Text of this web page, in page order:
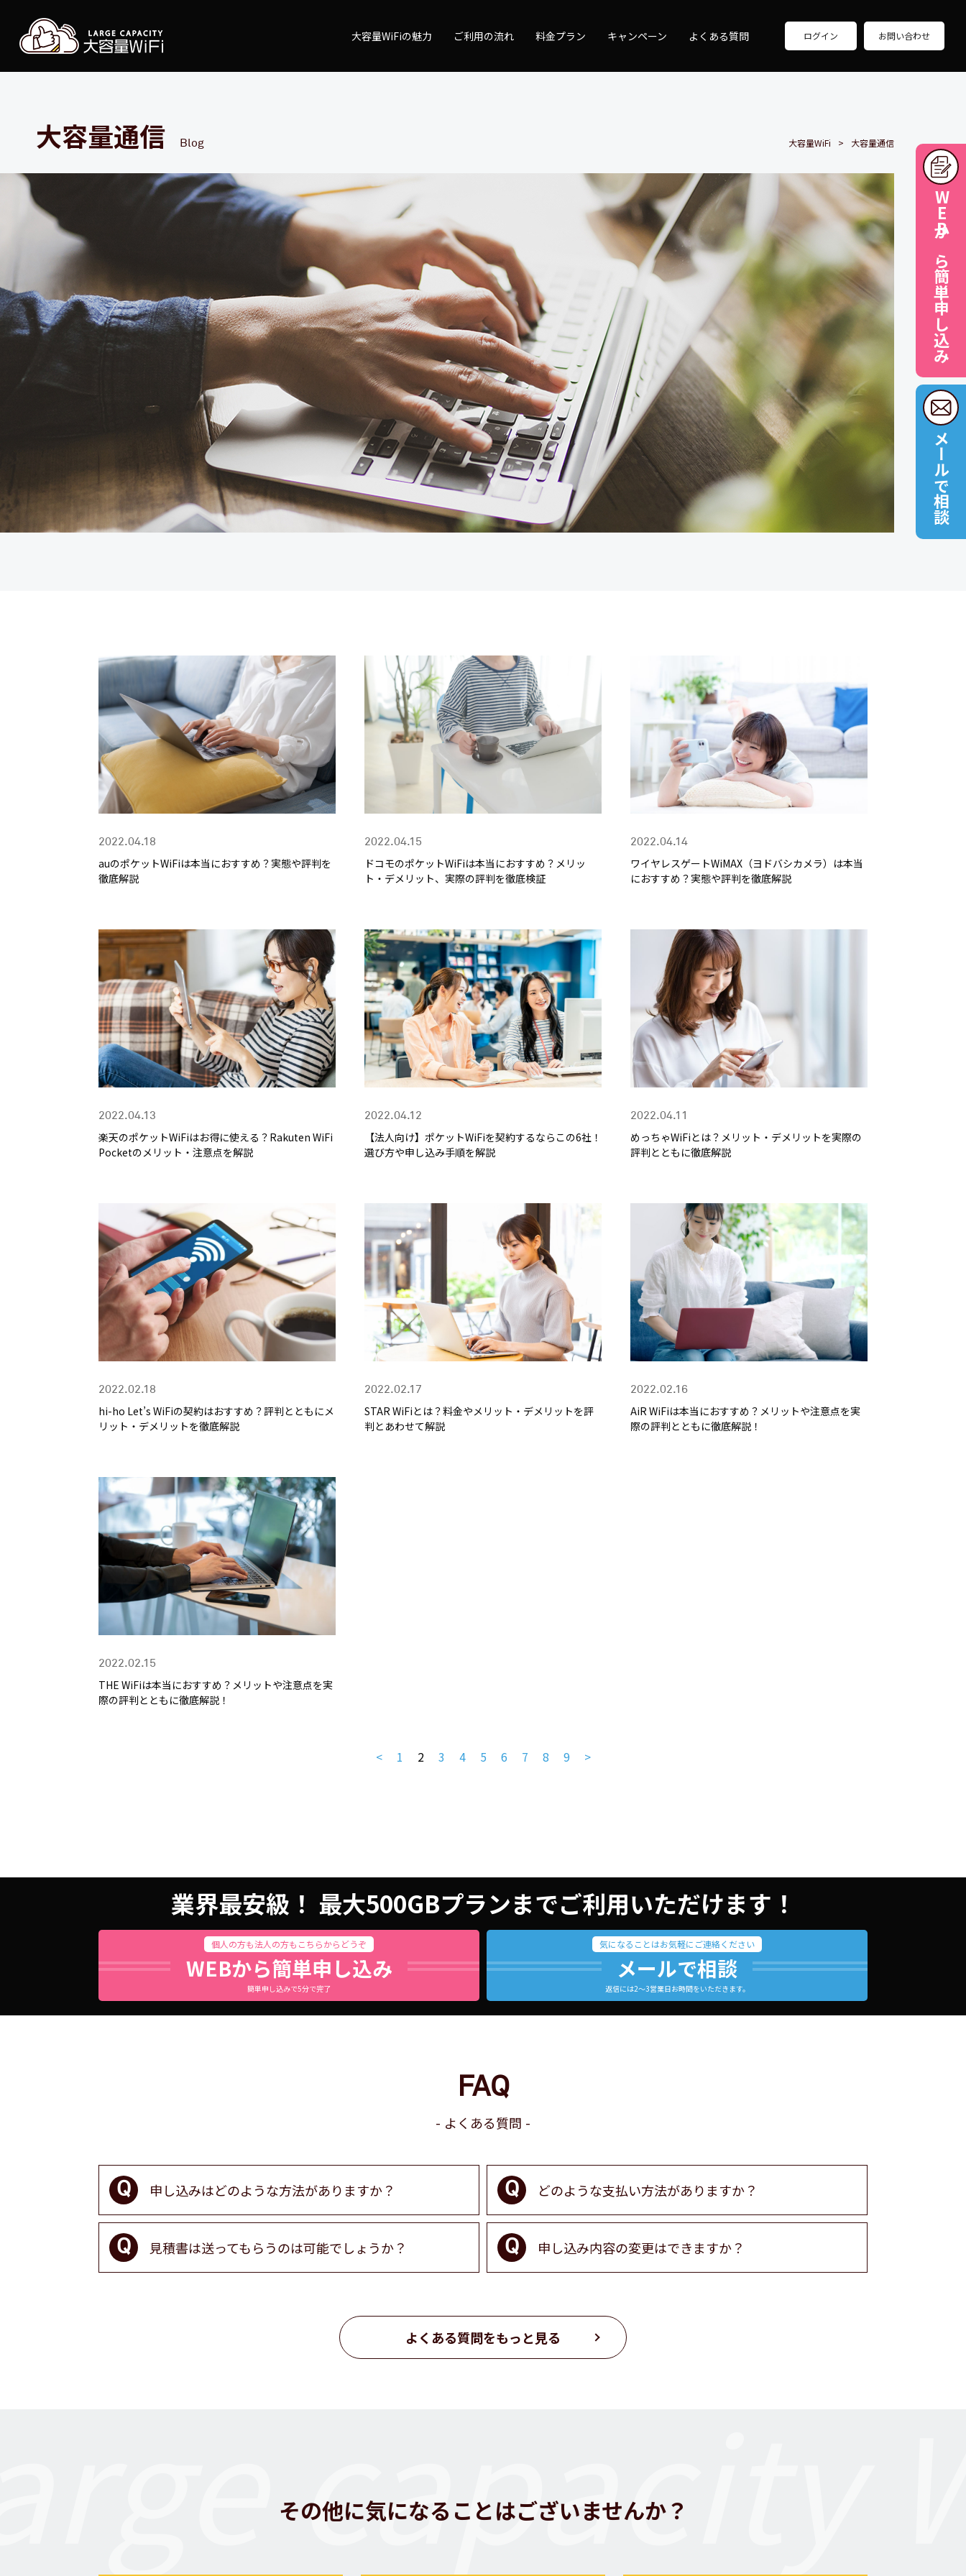
大容量WiFiの魅力 ご利用の流れ 料金プラン キャンペーン よくある質問 ログイン お問い合わせ
WEBから簡単申し込み
メールで相談
大容量通信 Blog 大容量WiFi 大容量通信
2022.04.18
auのポケットWiFiは本当におすすめ？実態や評判を
徹底解説
2022.04.15
ドコモのポケットWiFiは本当におすすめ？メリッ
ト・デメリット、実際の評判を徹底検証
2022.04.14
ワイヤレスゲートWiMAX（ヨドバシカメラ）は本当
におすすめ？実態や評判を徹底解説
2022.04.13
楽天のポケットWiFiはお得に使える？Rakuten WiFi
Pocketのメリット・注意点を解説
2022.04.12
【法人向け】ポケットWiFiを契約するならこの6社！
選び方や申し込み手順を解説
2022.04.11
めっちゃWiFiとは？メリット・デメリットを実際の
評判とともに徹底解説
2022.02.18
hi-ho Let’s WiFiの契約はおすすめ？評判とともにメ
リット・デメリットを徹底解説
2022.02.17
STAR WiFiとは？料金やメリット・デメリットを評
判とあわせて解説
2022.02.16
AiR WiFiは本当におすすめ？メリットや注意点を実
際の評判とともに徹底解説！
2022.02.15
THE WiFiは本当におすすめ？メリットや注意点を実
際の評判とともに徹底解説！
< 1 2 3 4 5 6 7 8 9 >
業界最安級！ 最大500GBプランまでご利用いただけます！
個人の方も法人の方もこちらからどうぞ
WEBから簡単申し込み
簡単申し込みで5分で完了
気になることはお気軽にご連絡ください
メールで相談
返信には2～3営業日お時間をいただきます。
FAQ
よくある質問
申し込みはどのような方法がありますか？ どのような支払い方法がありますか？
見積書は送ってもらうのは可能でしょうか？ 申し込み内容の変更はできますか？
よくある質問をもっと見る
その他に気になることはございませんか？
capacity